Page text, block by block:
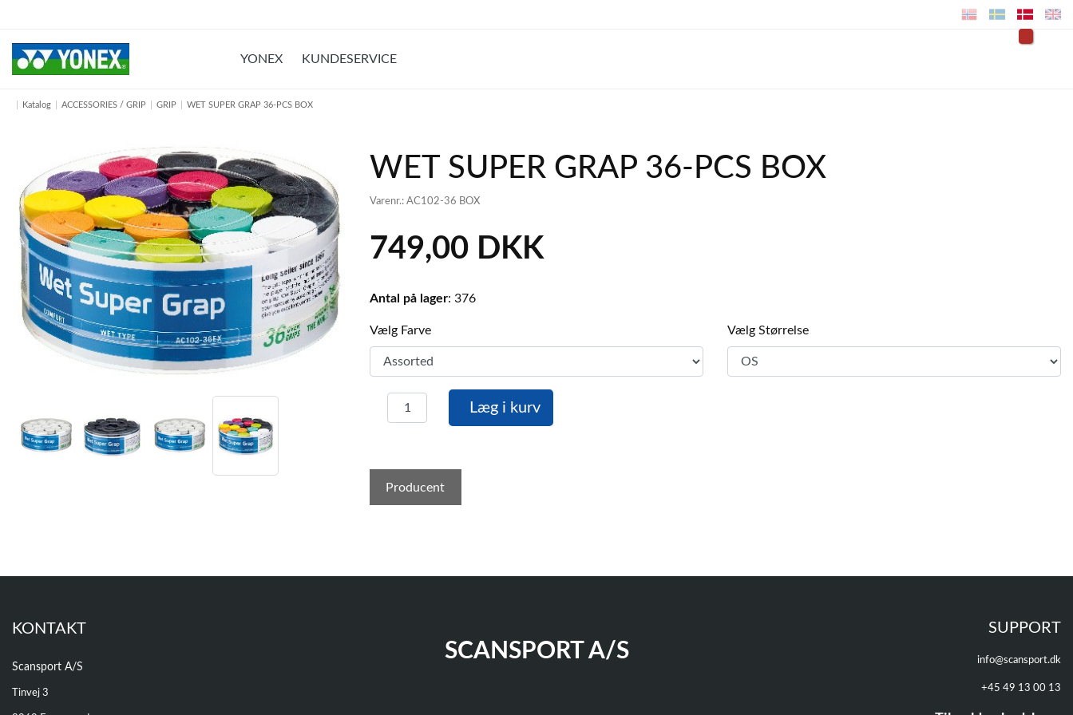
YONEX KUNDESERVICE
Katalog ACCESSORIES / GRIP GRIP WET SUPER GRAP 36-PCS BOX
WET SUPER GRAP 36-PCS BOX
Varenr.: AC102-36 BOX
749,00 DKK
Antal på lager: 376
Vælg Farve Vælg Størrelse
Læg i kurv
Producent
KONTAKT
Scansport A/S
Tinvej 3
SCANSPORT A/S
SUPPORT
info@scansport.dk
+45 49 13 00 13